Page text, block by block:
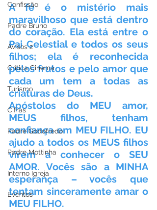
Confissão
Padre Bruno
Avisos 2
Crítica Cinema
Turismo
Cifras
Padre Godofredo
Padre Mottinha
Interno Igreja
Eventos
A fé é o mistério mais
maravilhoso que está dentro
do coração. Ela está entre o
Pai Celestial e todos os seus
filhos; ela é reconhecida
pelos frutos e pelo amor que
cada um tem a todas as
criaturas de Deus.
Apóstolos do MEU amor,
MEUS filhos, tenham
confiança em MEU FILHO. EU
ajudo a todos os MEUS filhos
virem a conhecer o SEU
AMOR. Vocês são a MINHA
esperança – vocês que
tentam sinceramente amar o
MEU FILHO.